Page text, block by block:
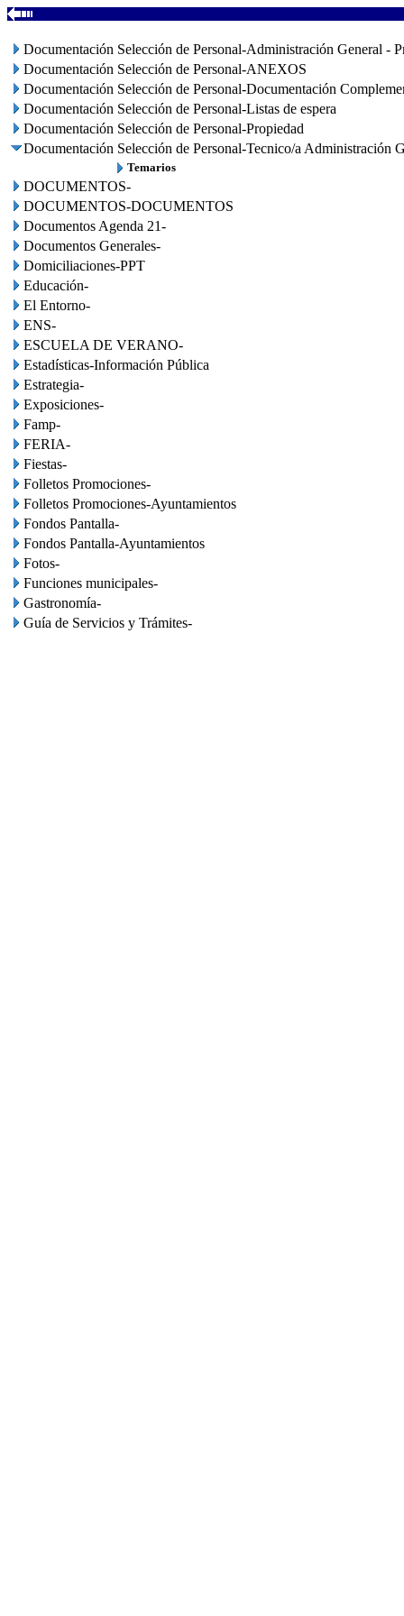
Documentación Selección de Personal-Administración General -
Documentación Selección de Personal-ANEXOS
Documentación Selección de Personal-Documentación
Documentación Selección de Personal-Listas de espera
Documentación Selección de Personal-Propiedad
Documentación Selección de Personal-Tecnico/a Administración
Temarios
DOCUMENTOS-
DOCUMENTOS-DOCUMENTOS
Documentos Agenda 21-
Documentos Generales-
Domiciliaciones-PPT
Educación-
El Entorno-
ENS-
ESCUELA DE VERANO-
Estadísticas-Información Pública
Estrategia-
Exposiciones-
Famp-
FERIA-
Fiestas-
Folletos Promociones-
Folletos Promociones-Ayuntamientos
Fondos Pantalla-
Fondos Pantalla-Ayuntamientos
Fotos-
Funciones municipales-
Gastronomía-
Guía de Servicios y Trámites-